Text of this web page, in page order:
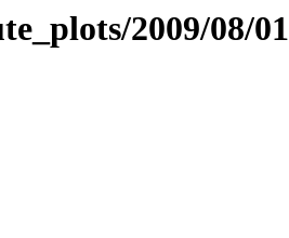
2009/08/01